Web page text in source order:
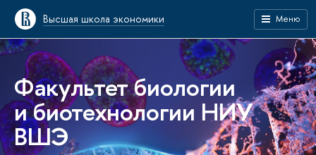
Высшая школа экономики Меню
Факультет биологии
и биотехнологии НИУ
ВШЭ